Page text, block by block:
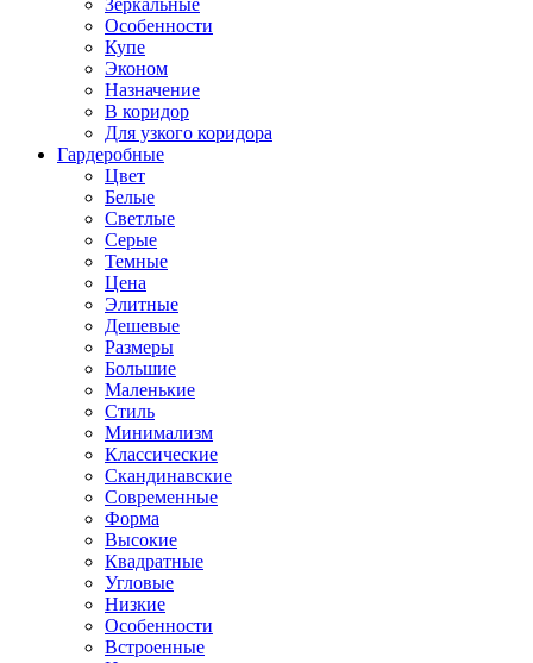
Зеркальные
Особенности
Купе
Эконом
Назначение
В коридор
Для узкого коридора
Гардеробные
Цвет
Белые
Светлые
Серые
Темные
Цена
Элитные
Дешевые
Размеры
Большие
Маленькие
Стиль
Минимализм
Классические
Скандинавские
Современные
Форма
Высокие
Квадратные
Угловые
Низкие
Особенности
Встроенные